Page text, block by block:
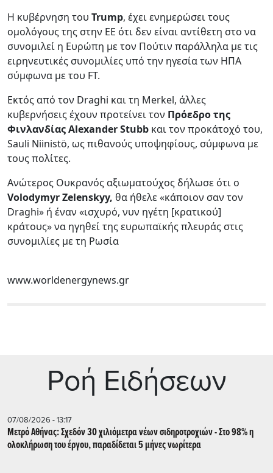
Η κυβέρνηση του Trump, έχει ενημερώσει τους
ομολόγους της στην ΕΕ ότι δεν είναι αντίθετη στο να
συνομιλεί η Ευρώπη με τον Πούτιν παράλληλα με τις
ειρηνευτικές συνομιλίες υπό την ηγεσία των ΗΠΑ
σύμφωνα με του FT.
Εκτός από τον Draghi και τη Merkel, άλλες
κυβερνήσεις έχουν προτείνει τον Πρόεδρο της
Φινλανδίας Alexander Stubb και τον προκάτοχό του,
Sauli Niinistö, ως πιθανούς υποψηφίους, σύμφωνα με
τους πολίτες.
Ανώτερος Ουκρανός αξιωματούχος δήλωσε ότι ο
Volodymyr Zelenskyy, θα ήθελε «κάποιον σαν τον
Draghi» ή έναν «ισχυρό, νυν ηγέτη [κρατικού]
κράτους» να ηγηθεί της ευρωπαϊκής πλευράς στις
συνομιλίες με τη Ρωσία
www.worldenergynews.gr
Ρoή Ειδήσεων
07/08/2026 - 13:17
Μετρό Αθήνας: Σχεδόν 30 χιλιόμετρα νέων σιδηροτροχιών - Στο 98% η
ολοκλήρωση του έργου, παραδίδεται 5 μήνες νωρίτερα